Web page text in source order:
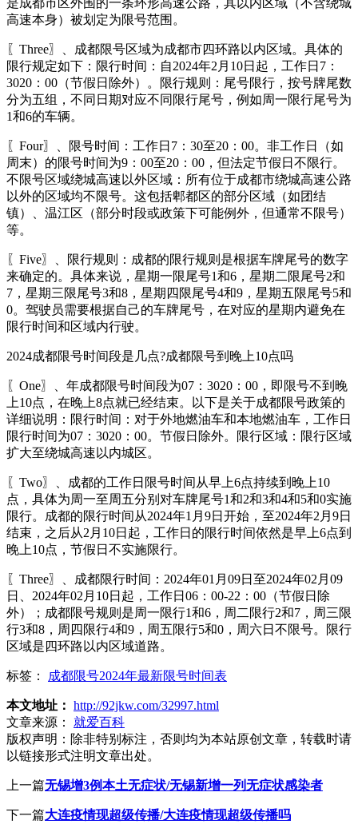
高速本身）被划定为限号范围。
〖Three〗、成都限号区域为成都市四环路以内区域。具体的
限行规定如下：限行时间：自2024年2月10日起，工作日7：
3020：00（节假日除外）。限行规则：尾号限行，按号牌尾数
分为五组，不同日期对应不同限行尾号，例如周一限行尾号为
1和6的车辆。
〖Four〗、限号时间：工作日7：30至20：00。非工作日（如
周末）的限号时间为9：00至20：00，但法定节假日不限行。
不限号区域绕城高速以外区域：所有位于成都市绕城高速公路
以外的区域均不限号。这包括郫都区的部分区域（如团结
镇）、温江区（部分时段或政策下可能例外，但通常不限号）
等。
〖Five〗、限行规则：成都的限行规则是根据车牌尾号的数字
来确定的。具体来说，星期一限尾号1和6，星期二限尾号2和
7，星期三限尾号3和8，星期四限尾号4和9，星期五限尾号5和
0。驾驶员需要根据自己的车牌尾号，在对应的星期内避免在
限行时间和区域内行驶。
2024成都限号时间段是几点?成都限号到晚上10点吗
〖One〗、年成都限号时间段为07：3020：00，即限号不到晚
上10点，在晚上8点就已经结束。以下是关于成都限号政策的
详细说明：限行时间：对于外地燃油车和本地燃油车，工作日
限行时间为07：3020：00。节假日除外。限行区域：限行区域
扩大至绕城高速以内城区。
〖Two〗、成都的工作日限号时间从早上6点持续到晚上10
点，具体为周一至周五分别对车牌尾号1和2和3和4和5和0实施
限行。成都的限行时间从2024年1月9日开始，至2024年2月9日
结束，之后从2月10日起，工作日的限行时间依然是早上6点到
晚上10点，节假日不实施限行。
〖Three〗、成都限行时间：2024年01月09日至2024年02月09
日、2024年02月10日起，工作日06：00-22：00（节假日除
外）；成都限号规则是周一限行1和6，周二限行2和7，周三限
行3和8，周四限行4和9，周五限行5和0，周六日不限号。限行
区域是四环路以内区域道路。
标签： 成都限号2024年最新限号时间表
本文地址： http://92jkw.com/32997.html
文章来源：
就爱百科
版权声明： 除非特别标注，否则均为本站原创文章，转载时请
以链接形式注明文章出处。
上一篇无锡增3例本土无症状/无锡新增一列无症状感染者
下一篇大连疫情现超级传播/大连疫情现超级传播吗